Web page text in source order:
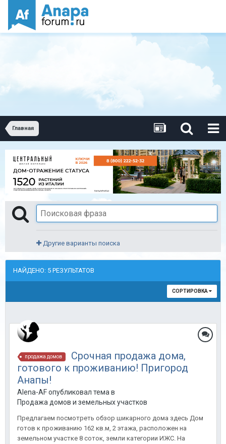
Главная
Другие варианты поиска
НАЙДЕНО: 5 РЕЗУЛЬТАТОВ
СОРТИРОВКА
продажа домов
Срочная продажа дома,
готового к проживанию! Пригород
Анапы!
Alena-AF опубликовал тема в
Продажа домов и земельных участков
Предлагаем посмотреть обзор шикарного дома здесь Дом
готов к проживанию 162 кв.м, 2 этажа, расположен на
земельном участке 8 соток, земли категории ИЖС. На